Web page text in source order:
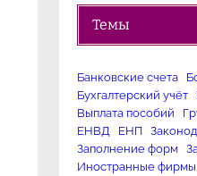
Темы
Банковские счета
Бухгалтерский учёт
Выплата пособий
ЕНВД
ЕНП
Заполнение форм
Иностранные фирмы